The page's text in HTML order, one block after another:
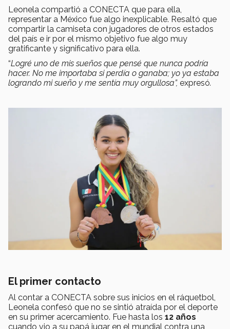
Leonela compartió a CONECTA que para ella,
representar a México fue algo inexplicable. Resaltó que
compartir la camiseta con jugadores de otros estados
del país e ir por el mismo objetivo fue algo muy
gratificante y significativo para ella.
“Logré uno de mis sueños que pensé que nunca podría
hacer. No me importaba si perdía o ganaba; yo ya estaba
logrando mi sueño y me sentía muy orgullosa”, expresó.
El primer contacto
Al contar a CONECTA sobre sus inicios en el ráquetbol,
Leonela confesó que no se sintió atraída por el deporte
en su primer acercamiento. Fue hasta los 12 años
cuando vio a su papá jugar en el mundial contra una